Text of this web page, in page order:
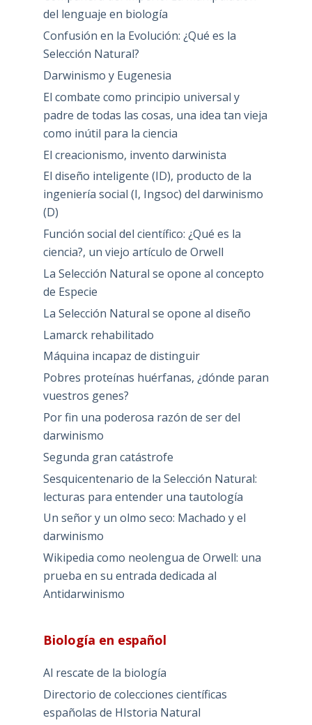
del lenguaje en biología
Confusión en la Evolución: ¿Qué es la
Selección Natural?
Darwinismo y Eugenesia
El combate como principio universal y
padre de todas las cosas, una idea tan vieja
como inútil para la ciencia
El creacionismo, invento darwinista
El diseño inteligente (ID), producto de la
ingeniería social (I, Ingsoc) del darwinismo
(D)
Función social del científico: ¿Qué es la
ciencia?, un viejo artículo de Orwell
La Selección Natural se opone al concepto
de Especie
La Selección Natural se opone al diseño
Lamarck rehabilitado
Máquina incapaz de distinguir
Pobres proteínas huérfanas, ¿dónde paran
vuestros genes?
Por fin una poderosa razón de ser del
darwinismo
Segunda gran catástrofe
Sesquicentenario de la Selección Natural:
lecturas para entender una tautología
Un señor y un olmo seco: Machado y el
darwinismo
Wikipedia como neolengua de Orwell: una
prueba en su entrada dedicada al
Antidarwinismo
Biología en español
Al rescate de la biología
Directorio de colecciones científicas
españolas de HIstoria Natural